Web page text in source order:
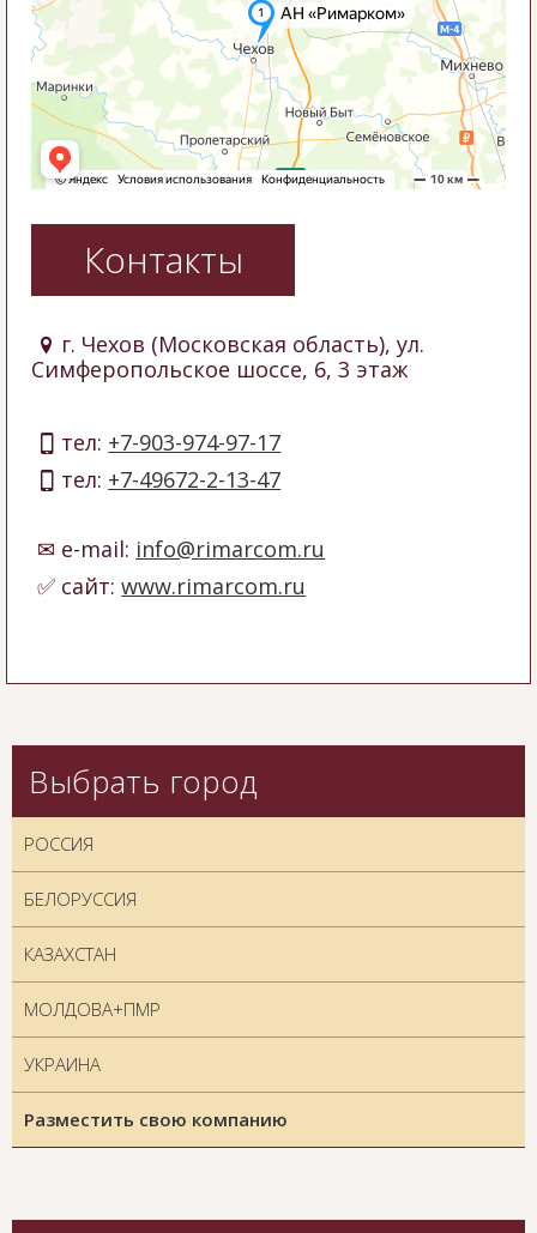
Контакты
г. Чехов (Московская область), ул.
Симферопольское шоссе, 6, 3 этаж
тел: +7-903-974-97-17
тел: +7-49672-2-13-47
e-mail: info@rimarcom.ru
сайт:www.rimarcom.ru
Выбрать город
РОССИЯ
БЕЛОРУССИЯ
КАЗАХСТАН
МОЛДОВА+ПМР
УКРАИНА
Разместить свою компанию